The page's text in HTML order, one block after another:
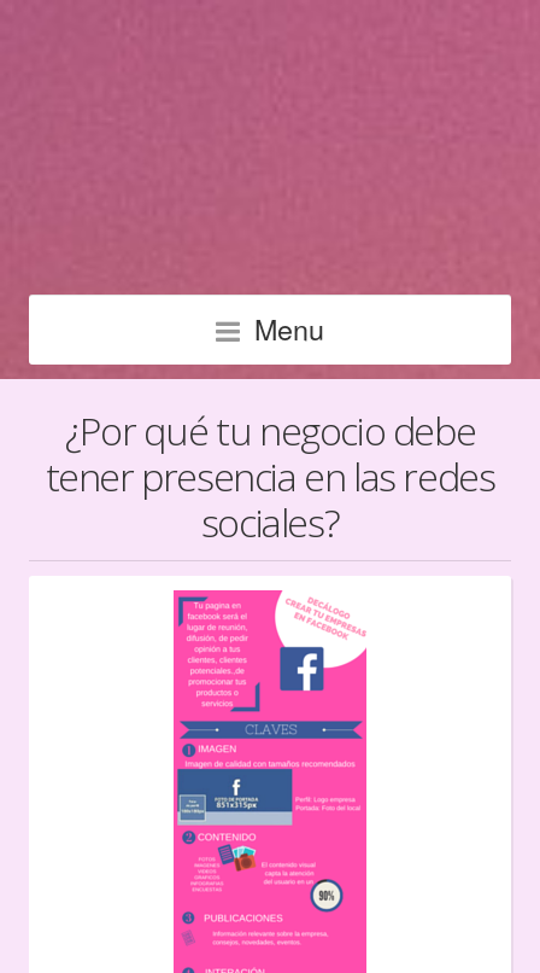
Menu
¿Por qué tu negocio debe
tener presencia en las redes
sociales?